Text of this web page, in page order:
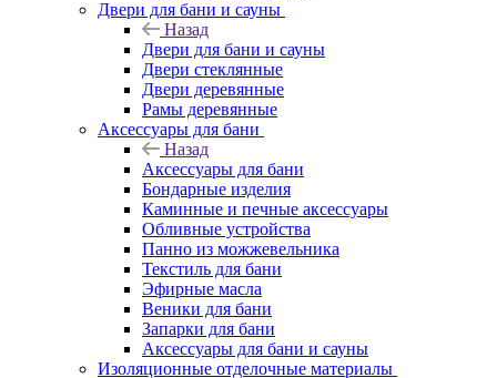
Двери для бани и сауны
Назад
Двери для бани и сауны
Двери стеклянные
Двери деревянные
Рамы деревянные
Аксессуары для бани
Назад
Аксессуары для бани
Бондарные изделия
Каминные и печные аксессуары
Обливные устройства
Панно из можжевельника
Текстиль для бани
Эфирные масла
Веники для бани
Запарки для бани
Аксессуары для бани и сауны
Изоляционные отделочные материалы